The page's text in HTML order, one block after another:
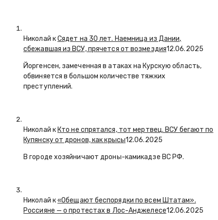
Николай кСядет на 30 лет. Наемница из Дании,
сбежавшая из ВСУ, прячется от возмездия12.06.2025
Йоргенсен, замеченная в атаках на Курскую область,
обвиняется в большом количестве тяжких
преступлений.
Николай к Кто не спрятался, тот мертвец. ВСУ бегают по
Купянску от дронов, как крысы12.06.2025
В городе хозяйничают дроны-камикадзе ВС РФ.
Николай к«Обещают беспорядки по всем Штатам».
Россияне — о протестах в Лос-Анджелесе12.06.2025